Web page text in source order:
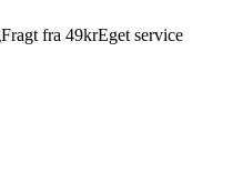
Fragt fra 49krEget service